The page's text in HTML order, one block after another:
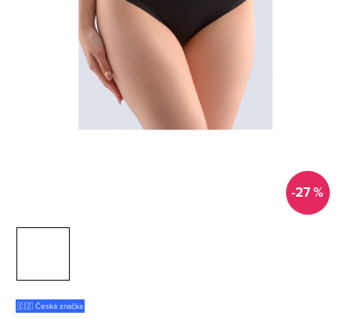
-27 %
🇨🇿 Česká značka